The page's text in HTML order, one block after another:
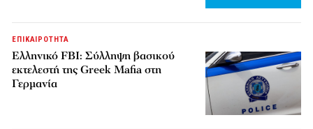
ΕΠΙΚΑΙΡΟΤΗΤΑ
Ελληνικό FBI: Σύλληψη βασικού
εκτελεστή της Greek Mafia στη
Γερμανία